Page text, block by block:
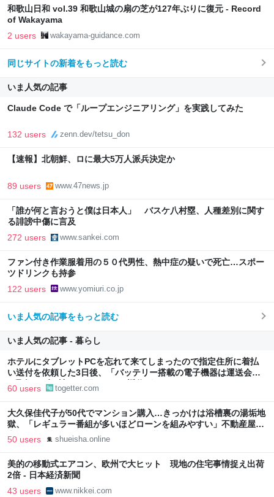
和歌山日和 vol.39 和歌山城の扇の芝が127年ぶりに復元 - Record
of Wakayama
2 users wakayama-guidance.com
同じサイトの新着をもっと読む
いま人気の記事
Claude Code で「ループエンジニアリング」を実践してみた
132 users zenn.dev/tetsu_don
【速報】北朝鮮、ロに最大5万人派兵決定か
89 users www.47news.jp
「誰が何と言おうと僕は日本人」 バスケ八村塁、人種差別に関す
る誹謗中傷に言及
272 users www.sankei.com
ファン付き作業服着用の５０代男性、熱中症の疑いで死亡…スポー
ツドリンクも持参
122 users www.yomiuri.co.jp
いま人気の記事をもっと読む
いま人気の記事 - 暮らし
ホテルにタブレットPCを忘れて来てしまったので指定住所に着払
い送付を依頼した3日後、「バッテリー搭載の電子機器は運送会社
が取扱わず、諦めて下さい」と返信がきた
60 users togetter.com
大久保佳代子が50代でマンション購入…きっかけは浴槽裏の湯垢地
獄、「レギュラー番組が多いほどローンを組みやすい」不動産屋に
言われた“芸能人ならではの事情” | 集英社オンライン
50 users shueisha.online
美的の移動式エアコン、欧州で大ヒット 現地の住宅事情捉え出荷
2倍 - 日本経済新聞
43 users www.nikkei.com